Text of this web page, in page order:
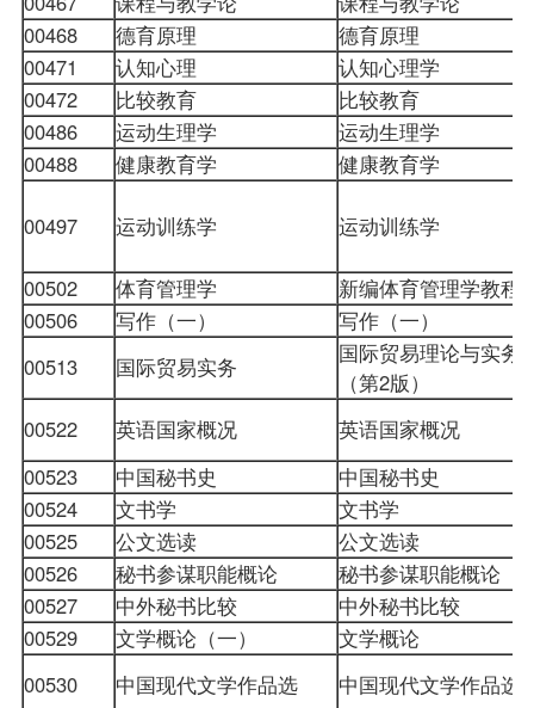
00468
德育原理 德育原理
00471
认知心理 认知心理学
00472
比较教育 比较教育
00486
运动生理学 运动生理学
00488
健康教育学 健康教育学
00497 运动训练学 运动训练学
00502
体育管理学 新编体育管理学教程
00506
写作（一） 写作（一）
00513
国际贸易实务
国际贸易理论与实务
（第2版）
00522 英语国家概况 英语国家概况
00523
中国秘书史 中国秘书史
00524
文书学 文书学
00525
公文选读 公文选读
00526
秘书参谋职能概论 秘书参谋职能概论
00527
中外秘书比较 中外秘书比较
00529
文学概论（一） 文学概论
00530
中国现代文学作品选 中国现代文学作品选